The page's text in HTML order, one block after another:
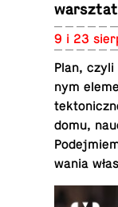
9 i 23
Plan,
nym
domu,
wa­nia